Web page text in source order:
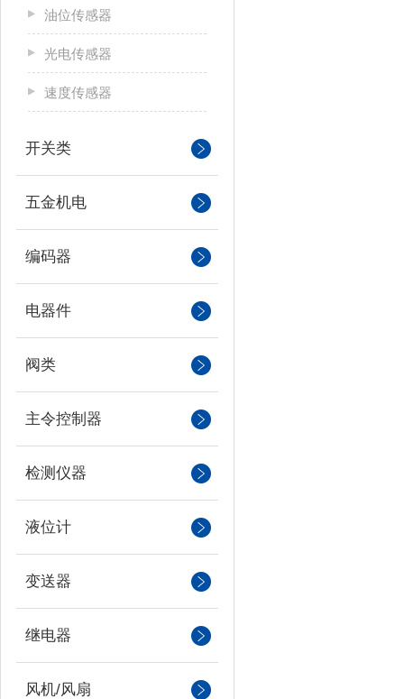
油位传感器
光电传感器
速度传感器
开关类
五金机电
编码器
电器件
阀类
主令控制器
检测仪器
液位计
变送器
继电器
风机/风扇